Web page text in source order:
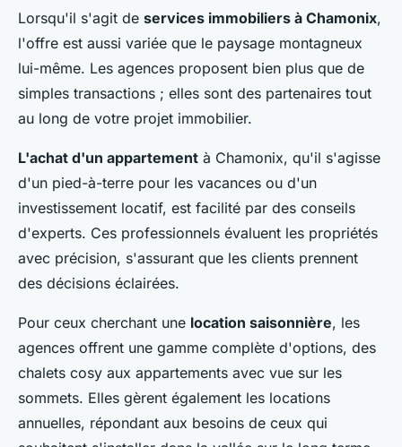
Lorsqu'il s'agit de services immobiliers à Chamonix,
l'offre est aussi variée que le paysage montagneux
lui-même. Les agences proposent bien plus que de
simples transactions ; elles sont des partenaires tout
au long de votre projet immobilier.
L'achat d'un appartement à Chamonix, qu'il s'agisse
d'un pied-à-terre pour les vacances ou d'un
investissement locatif, est facilité par des conseils
d'experts. Ces professionnels évaluent les propriétés
avec précision, s'assurant que les clients prennent
des décisions éclairées.
Pour ceux cherchant une location saisonnière, les
agences offrent une gamme complète d'options, des
chalets cosy aux appartements avec vue sur les
sommets. Elles gèrent également les locations
annuelles, répondant aux besoins de ceux qui